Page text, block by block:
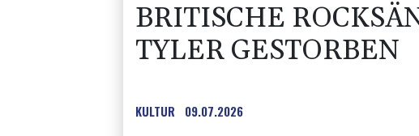
BRITISCHE
TYLER GESTORBEN
KULTUR 09.07.2026